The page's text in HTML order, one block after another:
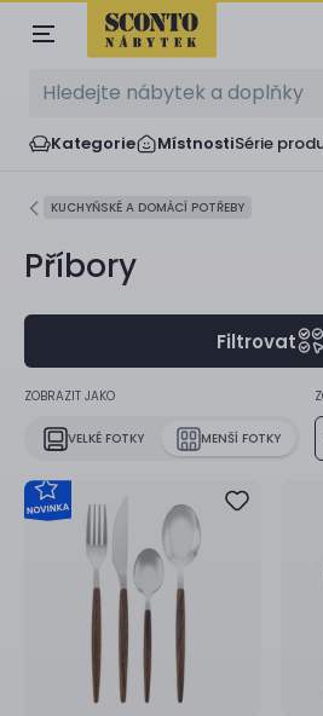
Kategorie MístnostiSérie
KUCHYŇSKÉ A DOMÁCÍ POTŘEBY
Příbory
Filtrovat
ZOBRAZIT JAKO
VELKÉ FOTKY MENŠÍ FOTKY